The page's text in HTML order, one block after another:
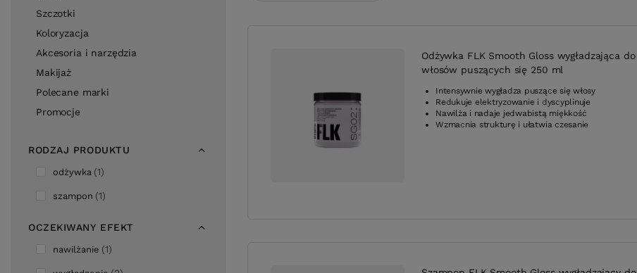
Szczotki
Koloryzacja
Akcesoria i narzędzia
Makijaż
Polecane marki
Promocje
RODZAJ PRODUKTU
odżywka 1
szampon 1
OCZEKIWANY EFEKT
nawilżanie 1
Odżywka FLK Smooth Gloss wygładzająca do
włosów puszących się 250 ml
Intensywnie wygładza puszące się włosy
Redukuje elektryzowanie i dyscyplinuje
Nawilża i nadaje jedwabistą miękkość
Wzmacnia strukturę i ułatwia czesanie